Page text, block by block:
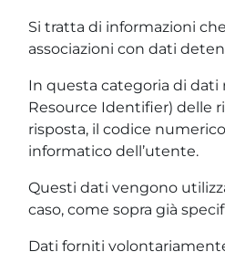
Si tratta di informazioni
associazioni con dati
In questa categoria di
Resource Identifier) delle
risposta, il codice
informatico dell’utente.
Questi dati vengono
caso, come sopra già
Dati forniti